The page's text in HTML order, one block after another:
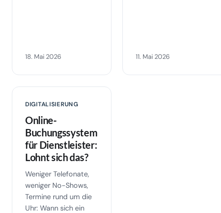
18. Mai 2026 11. Mai 2026
DIGITALISIERUNG
Online-
Buchungssystem
für Dienstleister:
Lohnt sich das?
Weniger Telefonate,
weniger No-Shows,
Termine rund um die
Uhr: Wann sich ein